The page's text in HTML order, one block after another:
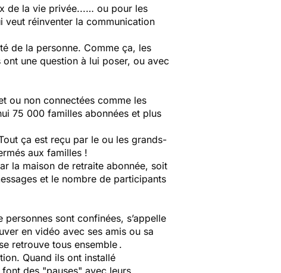
de la vie privée...… ou pour les
veut réinventer la communication
de la personne. Comme ça, les
une question à lui poser, ou avec
ou non connectées comme les
75 000 familles abonnées et plus
ça est reçu par le ou les grands-
aux familles !
la maison de retraite abonnée, soit
et le nombre de participants
sont confinées, s’appelle
en vidéo avec ses amis ou sa
retrouve tous ensemble .
Quand ils ont installé